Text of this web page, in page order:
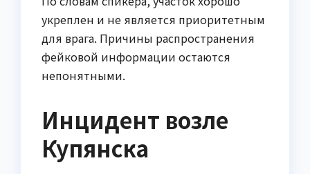
укреплен и не является приоритетным
для врага. Причины распространения
фейковой информации остаются
непонятными.
Инцидент возле
Купянска